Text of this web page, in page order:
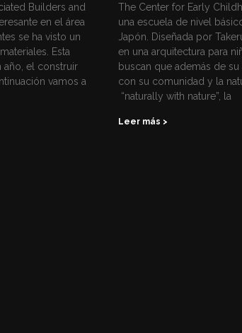
Builders and
en el área
se ha visto un
Esta
año, el construir
vamos a
The Center for Early
una escuela de nivel
Japón. Diseñada por
en una arquitectura para
buscan que además de
con su comunidad y la
“naturally with nature”, la
Leer más >